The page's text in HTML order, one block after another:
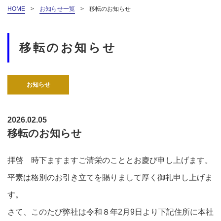
HOME > お知らせ一覧 > 移転のお知らせ
移転のお知らせ
お知らせ
2026.02.05
移転のお知らせ
拝啓 時下ますますご清栄のこととお慶び申し上げます。
平素は格別のお引き立てを賜りまして厚く御礼申し上げま
す。
さて、このたび弊社は令和８年2月9日より下記住所に本社